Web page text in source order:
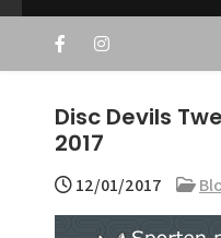
Disc
Ultimate Frisbee
Disc Devils
2017
12/01/2017